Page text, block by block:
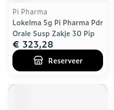
Pi Pharma
Lokelma 5g Pi Pharma Pdr
Orale Susp Zakje 30 Pip
€ 323,28
Reserveer